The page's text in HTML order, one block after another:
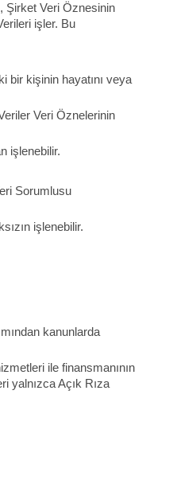
Şirket Veri Öznesinin
işler. Bu
bir kişinin hayatını veya
Veri Öznelerinin
işlenebilir.
Sorumlusu
işlenebilir.
kanunlarda
ile finansmanının
yalnızca Açık Rıza